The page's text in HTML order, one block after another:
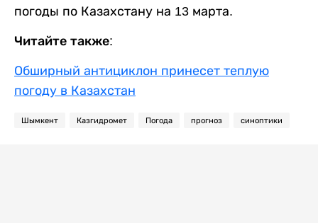
погоды по Казахстану на 13 марта.
Читайте также:
Обширный антициклон принесет теплую
погоду в Казахстан
Шымкент Казгидромет Погода прогноз синоптики